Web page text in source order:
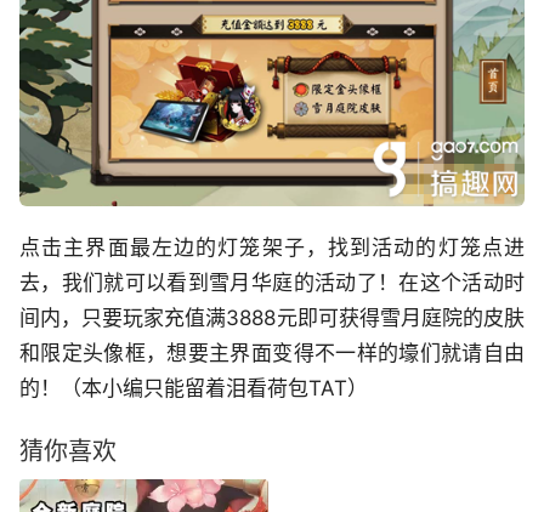
点击主界面最左边的灯笼架子，找到活动的灯笼点进
去，我们就可以看到雪月华庭的活动了！在这个活动时
间内，只要玩家充值满3888元即可获得雪月庭院的皮肤
和限定头像框，想要主界面变得不一样的壕们就请自由
的！（本小编只能留着泪看荷包TAT）
猜你喜欢